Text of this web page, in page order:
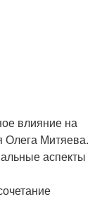
влияние на
Олега Митяева.
аспекты